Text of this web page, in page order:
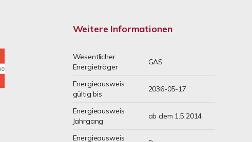
Weitere Informationen
Wesentlicher
Energieträger
GAS
Energieausweis
gültig bis
2036-05-17
Energieausweis
Jahrgang
ab dem 1.5.2014
Energieausweis